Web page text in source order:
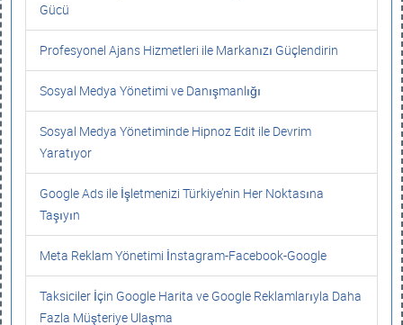
Gücü
Profesyonel Ajans Hizmetleri ile Markanızı Güçlendirin
Sosyal Medya Yönetimi ve Danışmanlığı
Sosyal Medya Yönetiminde Hipnoz Edit ile Devrim
Yaratıyor
Google Ads ile İşletmenizi Türkiye’nin Her Noktasına
Taşıyın
Meta Reklam Yönetimi İnstagram-Facebook-Google
Taksiciler İçin Google Harita ve Google Reklamlarıyla Daha
Fazla Müşteriye Ulaşma